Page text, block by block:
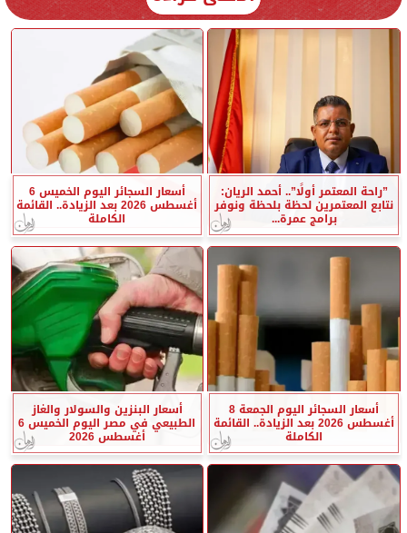
”راحة المعتمر أولًا”.. أحمد الريان:
نتابع المعتمرين لحظة بلحظة ونوفر
برامج عمرة...
أسعار السجائر اليوم الخميس 6
أغسطس 2026 بعد الزيادة.. القائمة
الكاملة
أسعار السجائر اليوم الجمعة 8
أغسطس 2026 بعد الزيادة.. القائمة
الكاملة
أسعار البنزين والسولار والغاز
الطبيعي في مصر اليوم الخميس 6
أغسطس 2026